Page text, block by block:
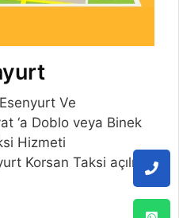
Ve
‘a Doblo veya Binek
Hizmeti
Korsan Taksi açılış